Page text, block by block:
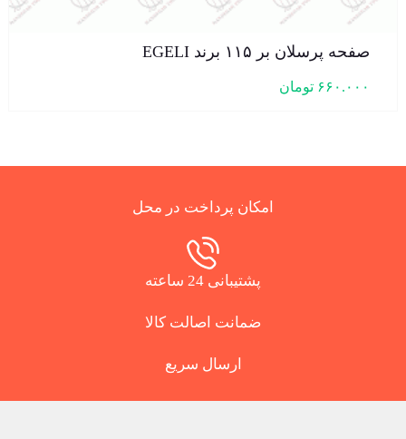
صفحه پرسلان بر ۱۱۵ برند EGELI
۶۶۰.۰۰۰ تومان
امکان پرداخت در محل
پشتیبانی 24 ساعته
ضمانت اصالت کالا
ارسال سریع